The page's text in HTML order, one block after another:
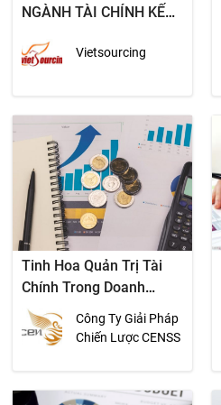
NGÀNH TÀI CHÍNH KẾ
Vietsourcing
Tinh Hoa Quản Trị Tài
Chính Trong Doanh
Nghiệp
Công Ty Giải Pháp
Chiến Lược CENSS